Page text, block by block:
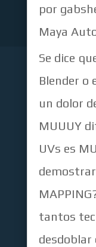
por
Maya
Se dice
Blender o
un dolor
MUUUY
UVs es
tantos
desdoblar